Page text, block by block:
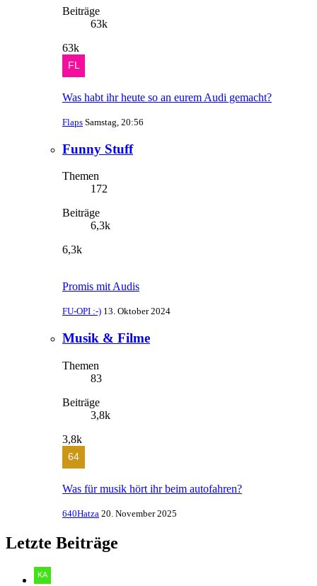
Beiträge
63k
63k
Was habt ihr heute so an eurem Audi gemacht?
Flaps Samstag, 20:56
Funny Stuff
Themen
172
Beiträge
6,3k
6,3k
Promis mit Audis
FU-OPI :-) 13. Oktober 2024
Musik & Filme
Themen
83
Beiträge
3,8k
3,8k
Was für musik hört ihr beim autofahren?
640Hatza 20. November 2025
Letzte Beiträge